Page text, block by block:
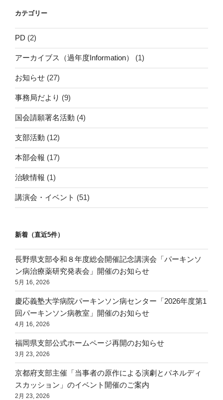
カテゴリー
PD (2)
アーカイブス（過年度Information） (1)
お知らせ (27)
事務局だより (9)
国会請願署名活動 (4)
支部活動 (12)
本部会報 (17)
治験情報 (1)
講演会・イベント (51)
新着（直近5件）
長野県支部令和８年度総会開催記念講演会「パーキンソ
ン病治療薬研究発表会」開催のお知らせ
5月 16, 2026
慶応義塾大学病院パーキンソン病センター「2026年度第1
回パーキンソン病教室」開催のお知らせ
4月 16, 2026
福岡県支部公式ホームページ再開のお知らせ
3月 23, 2026
京都府支部主催「当事者の原作による演劇とパネルディ
スカッション」のイベント開催のご案内
2月 23, 2026